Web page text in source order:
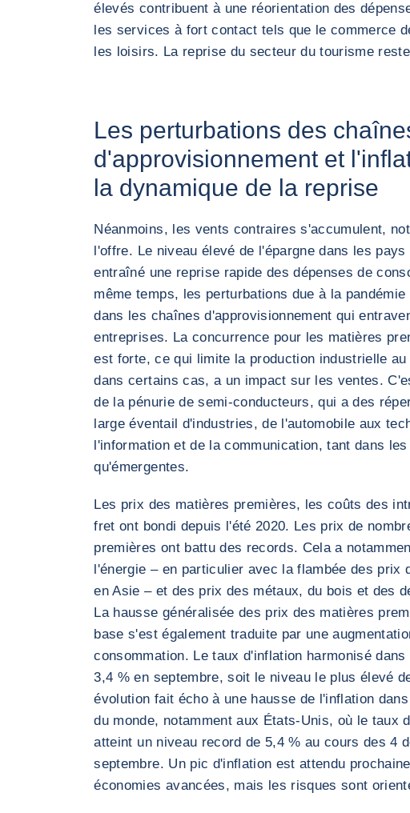
élevés contribuent à une réorientation des
les services à fort contact tels que le commerce
les loisirs. La reprise du secteur du tourisme
Les perturbations des
d'approvisionnement et
la dynamique de la reprise
Néanmoins, les vents contraires s'accumulent,
l'offre. Le niveau élevé de l'épargne dans les
entraîné une reprise rapide des dépenses de
même temps, les perturbations due à la
dans les chaînes d'approvisionnement qui
entreprises. La concurrence pour les matières
est forte, ce qui limite la production industrielle au
dans certains cas, a un impact sur les ventes.
de la pénurie de semi-conducteurs, qui a des
large éventail d'industries, de l'automobile aux
l'information et de la communication, tant dans
qu'émergentes.
Les prix des matières premières, les coûts des
fret ont bondi depuis l'été 2020. Les prix de
premières ont battu des records. Cela a
l'énergie – en particulier avec la flambée des prix
en Asie – et des prix des métaux, du bois et des
La hausse généralisée des prix des matières
base s'est également traduite par une
consommation. Le taux d'inflation harmonisé
3,4 % en septembre, soit le niveau le plus élevé
évolution fait écho à une hausse de l'inflation
du monde, notamment aux États-Unis, où le taux
atteint un niveau record de 5,4 % au cours des 4
septembre. Un pic d'inflation est attendu
économies avancées, mais les risques sont